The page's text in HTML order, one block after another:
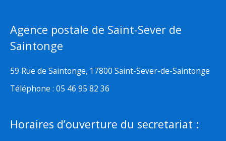
Agence postale de Saint-Sever de
Saintonge
59 Rue de Saintonge, 17800 Saint-Sever-de-Saintonge
Téléphone : 05 46 95 82 36
Horaires d’ouverture du secretariat :